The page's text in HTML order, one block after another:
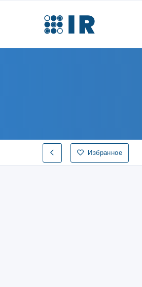
Избранное